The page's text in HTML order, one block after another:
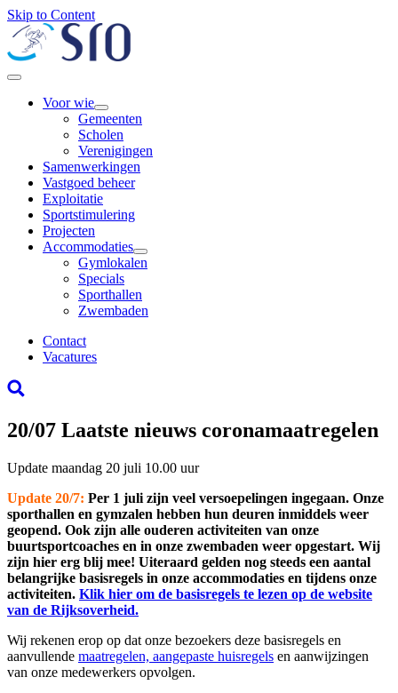
Skip to Content
Voor wie
Gemeenten
Scholen
Verenigingen
Samenwerkingen
Vastgoed beheer
Exploitatie
Sportstimulering
Projecten
Accommodaties
Gymlokalen
Specials
Sporthallen
Zwembaden
Contact
Vacatures
20/07 Laatste nieuws coronamaatregelen
Update maandag 20 juli 10.00 uur
Update 20/7: Per 1 juli zijn veel versoepelingen ingegaan. Onze
sporthallen en gymzalen hebben hun deuren inmiddels weer
geopend. Ook zijn alle ouderen activiteiten van onze
buurtsportcoaches en in onze zwembaden weer opgestart. Wij
zijn hier erg blij mee! Uiteraard gelden nog steeds een aantal
belangrijke basisregels in onze accommodaties en tijdens onze
activiteiten. Klik hier om de basisregels te lezen op de website
van de Rijksoverheid.
Wij rekenen erop op dat onze bezoekers deze basisregels en
aanvullende maatregelen, aangepaste huisregels en aanwijzingen
van onze medewerkers opvolgen.